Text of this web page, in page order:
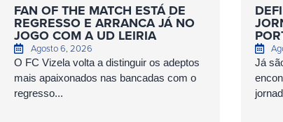
FAN OF THE MATCH ESTÁ DE
REGRESSO E ARRANCA JÁ NO
JOGO COM A UD LEIRIA
Agosto 6, 2026
O FC Vizela volta a distinguir os adeptos
mais apaixonados nas bancadas com o
regresso...
Já